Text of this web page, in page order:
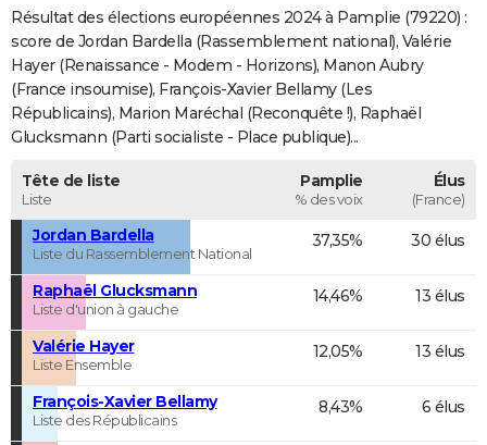
COPAINS D'AVANT
S'inscrire
Se connecter
Lycées
Collèges
Primaires
Universités
Entreprises
Service militaire
Avis de recherche
AVIS DE DÉCÈS
FORUM
Résultat des élections européennes 2024 à Pamplie (79220) :
score de Jordan Bardella (Rassemblement national), Valérie
Hayer (Renaissance - Modem - Horizons), Manon Aubry
(France insoumise), François-Xavier Bellamy (Les
Républicains), Marion Maréchal (Reconquête !), Raphaël
Glucksmann (Parti socialiste - Place publique)...
Tête de liste
Liste
Pamplie
% des voix
Élus
(France)
Jordan Bardella
Liste du Rassemblement National
37,35% 30 élus
Raphaël Glucksmann
Liste d'union à gauche
14,46% 13 élus
Valérie Hayer
Liste Ensemble
12,05% 13 élus
François-Xavier Bellamy
Liste des Républicains
8,43% 6 élus